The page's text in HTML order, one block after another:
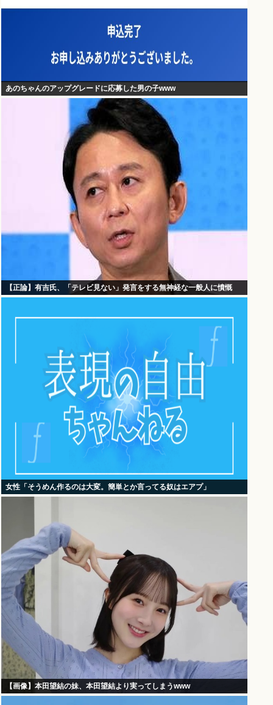
あのちゃんのアップグレードに応募した男の子www
【正論】有吉氏、「テレビ見ない」発言をする無神経な一般人に憤慨
女性「そうめん作るのは大変。簡単とか言ってる奴はエアプ」
【画像】本田望結の妹、本田望結より実ってしまうwww